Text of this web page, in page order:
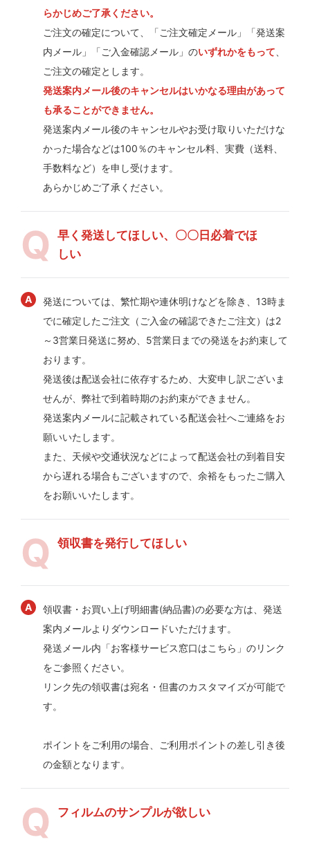
らかじめご了承ください。
ご注文の確定について、「ご注文確定メール」「発送案
内メール」「ご入金確認メール」のいずれかをもって
ご注文の確定とします。
発送案内メール後のキャンセルはいかなる理由があって
も承ることができません。
発送案内メール後のキャンセルやお受け取りいただけな
かった場合などは100％のキャンセル料、実費（送料、
手数料など）を申し受けます。
あらかじめご了承ください。
早く発送してほしい、〇〇日必着でほ
しい
発送については、繁忙期や連休明けなどを除き、13時ま
でに確定したご注文（ご入金の確認できたご注文）は2
～3営業日発送に努め、5営業日までの発送をお約束して
おります。
発送後は配送会社に依存するため、大変申し訳ございま
せんが、弊社で到着時期のお約束ができません。
発送案内メールに記載されている配送会社へご連絡をお
願いいたします。
また、天候や交通状況などによって配送会社の到着目安
から遅れる場合もございますので、余裕をもったご購入
をお願いいたします。
領収書を発行してほしい
領収書・お買い上げ明細書(納品書)の必要な方は、発送
案内メールよりダウンロードいただけます。
発送メール内「お客様サービス窓口はこちら」のリンク
をご参照ください。
リンク先の領収書は宛名・但書のカスタマイズが可能で
す。
ポイントをご利用の場合、ご利用ポイントの差し引き後
の金額となります。
フィルムのサンプルが欲しい